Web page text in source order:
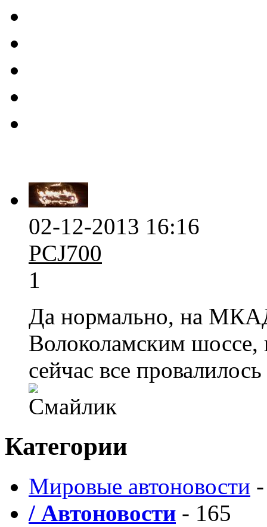
02-12-2013 16:16
PCJ700
1
Да нормально, на
Волоколамским шоссе,
сейчас все
Категории
Мировые автоновости
/ Автоновости - 165